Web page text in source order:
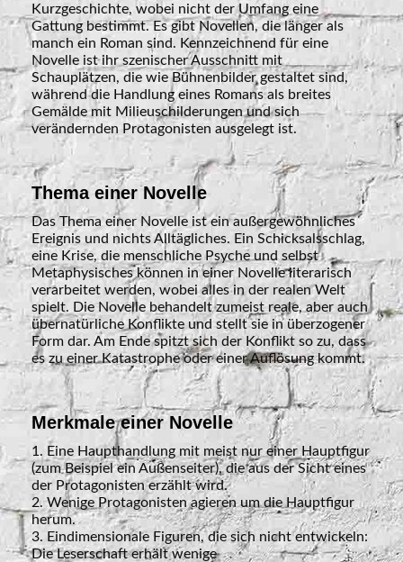
Kurzgeschichte, wobei nicht der Umfang eine
Gattung bestimmt. Es gibt Novellen, die länger als
manch ein Roman sind. Kennzeichnend für eine
Novelle ist ihr szenischer Ausschnitt mit
Schauplätzen, die wie Bühnenbilder gestaltet sind,
während die Handlung eines Romans als breites
Gemälde mit Milieuschilderungen und sich
verändernden Protagonisten ausgelegt ist.
Thema einer Novelle
Das Thema einer Novelle ist ein außergewöhnliches
Ereignis und nichts Alltägliches. Ein Schicksalsschlag,
eine Krise, die menschliche Psyche und selbst
Metaphysisches können in einer Novelle literarisch
verarbeitet werden, wobei alles in der realen Welt
spielt. Die Novelle behandelt zumeist reale, aber auch
übernatürliche Konflikte und stellt sie in überzogener
Form dar. Am Ende spitzt sich der Konflikt so zu, dass
es zu einer Katastrophe oder einer Auflösung kommt.
Merkmale einer Novelle
1. Eine Haupthandlung mit meist nur einer Hauptfigur
(zum Beispiel ein Außenseiter), die aus der Sicht eines
der Protagonisten erzählt wird.
2. Wenige Protagonisten agieren um die Hauptfigur
herum.
3. Eindimensionale Figuren, die sich nicht entwickeln:
Die Leserschaft erhält wenige